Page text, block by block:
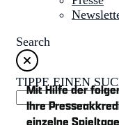
Search
TIPPE EINEN
Mit Hilfe der
Ihre
einzelne